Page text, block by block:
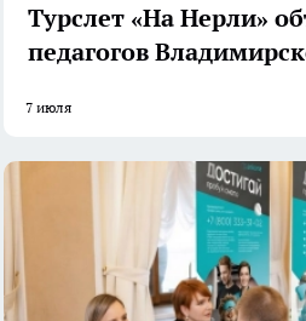
Турслет «На Нерли»
педагогов
7 июля